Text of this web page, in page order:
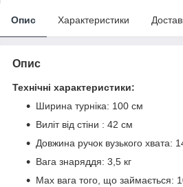
Опис Характеристики
Опис
Технічні характеристики:
Ширина турніка: 100 см
Виліт від стіни : 42 см
Довжина ручок вузького хвата:
Вага знаряддя: 3,5 кг
Max вага того, що займається: